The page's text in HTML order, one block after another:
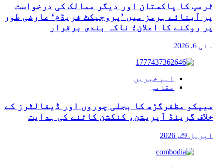
ٹرمپ کا پاکستان اور دیگر ممالک کی درخواست
پر آبنائے ہرمز میں ’پروجیکٹ فریڈم‘ عارضی طور
پر روکنے کا اعلان؛ ناکہ بندی برقرار
مئی 6, 2026
اہم خبریں
مقامی
میپکو مظفرگڑھ کا بجلی چوروں اور ڈیفالٹرز کے
خلاف گرینڈ آپریشن، کنکشن کاٹنے کی ہدایت
اپریل 29, 2026